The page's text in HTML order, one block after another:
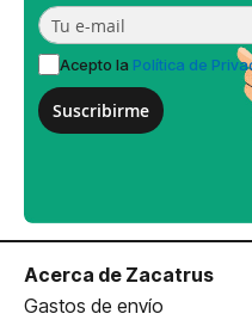
Acepto la Política de
Suscribirme
Acerca de Zacatrus
Gastos de envío